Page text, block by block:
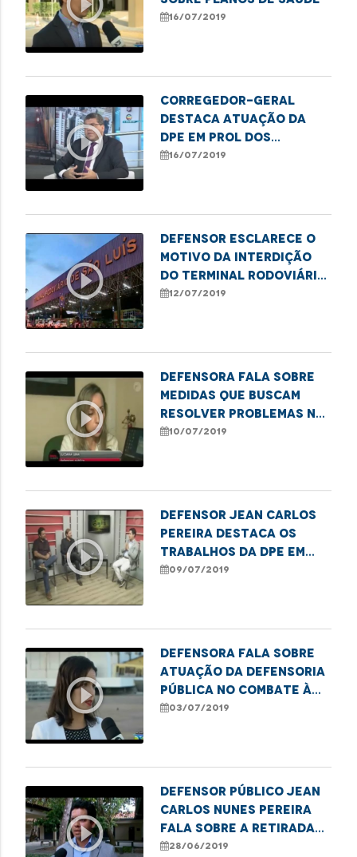
16/07/2019
play_circle_outline
Corregedor-geral
destaca atuação da
DPE em prol dos
direitos do cidadão
16/07/2019
play_circle_outline
Defensor esclarece o
motivo da interdição
do Terminal Rodoviário
de São Luís
12/07/2019
play_circle_outline
Defensora fala sobre
medidas que buscam
resolver problemas na
infraestrutura da
10/07/2019
play_circle_outline
Defensor Jean Carlos
Pereira destaca os
trabalhos da DPE em
prol dos direitos
09/07/2019
play_circle_outline
Defensora fala sobre
atuação da Defensoria
Pública no combate à
discriminação racial
03/07/2019
play_circle_outline
Defensor público Jean
Carlos Nunes Pereira
fala sobre a retirada
de cercas dos campos
28/06/2019